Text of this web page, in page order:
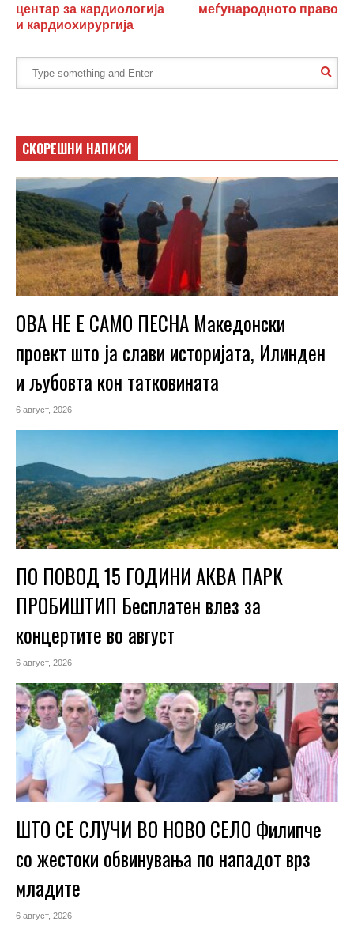
центар за кардиологија
и кардиохирургија
меѓународното право
СКОРЕШНИ НАПИСИ
ОВА НЕ Е САМО ПЕСНА Македонски
проект што ја слави историјата, Илинден
и љубовта кон татковината
6 август, 2026
ПО ПОВОД 15 ГОДИНИ АКВА ПАРК
ПРОБИШТИП Бесплатен влез за
концертите во август
6 август, 2026
ШТО СЕ СЛУЧИ ВО НОВО СЕЛО Филипче
со жестоки обвинувања по нападот врз
младите
6 август, 2026